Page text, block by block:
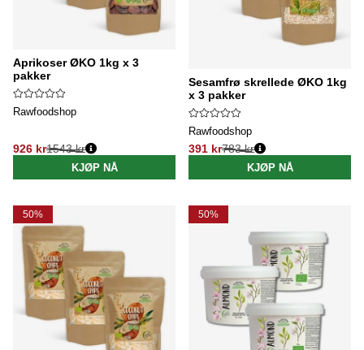
Aprikoser ØKO 1kg x 3
pakker
Rawfoodshop
926 kr
Vanlig pris:
1543 kr
KJØP NÅ
Sesamfrø skrellede ØKO 1kg
x 3 pakker
Rawfoodshop
391 kr
Vanlig pris:
783 kr
KJØP NÅ
50% 50%